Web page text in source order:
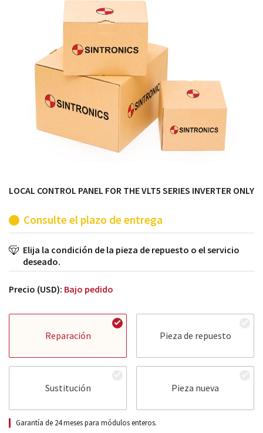
módulos antiguos a un alto nivel técnico o sustitución
de módulos descontinuados por módulos del propio
LOCAL CONTROL PANEL FOR THE VLT5 SERIES INVERTER ONLY
Consulte el plazo de entrega
Elija la condición de la pieza de repuesto o el servicio
deseado.
Precio (USD): Bajo pedido
Reparación Pieza de repuesto
Sustitución Pieza nueva
Garantía de 24 meses para módulos enteros.